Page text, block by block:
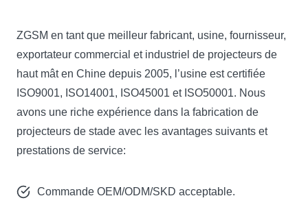
ZGSM en tant que meilleur fabricant, usine, fournisseur,
exportateur commercial et industriel de projecteurs de
haut mât en Chine depuis 2005, l’usine est certifiée
ISO9001, ISO14001, ISO45001 et ISO50001. Nous
avons une riche expérience dans la fabrication de
projecteurs de stade avec les avantages suivants et
prestations de service:
Commande OEM/ODM/SKD acceptable.